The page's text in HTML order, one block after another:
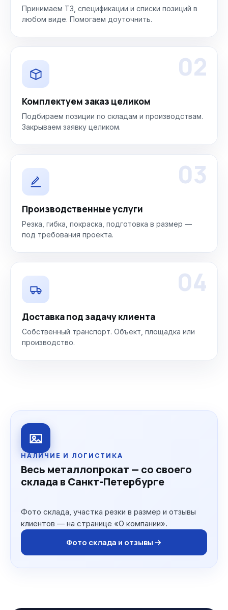
Принимаем ТЗ, спецификации и списки позиций в
любом виде. Помогаем доуточнить.
02
Комплектуем заказ целиком
Подбираем позиции по складам и производствам.
Закрываем заявку целиком.
03
Производственные услуги
Резка, гибка, покраска, подготовка в размер —
под требования проекта.
04
Доставка под задачу клиента
Собственный транспорт. Объект, площадка или
производство.
НАЛИЧИЕ И ЛОГИСТИКА
Весь металлопрокат — со своего
склада в Санкт-Петербурге
Фото склада, участка резки в размер и отзывы
клиентов — на странице «О компании».
Фото склада и отзывы